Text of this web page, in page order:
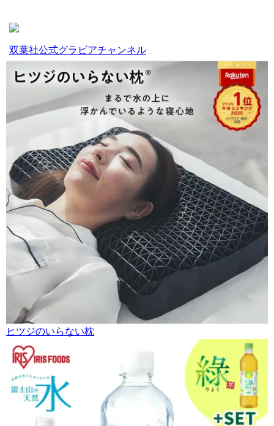
双葉社公式グラビアチャンネル
ヒツジのいらない枕